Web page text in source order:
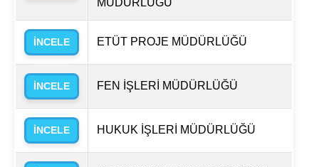
MÜDÜRLÜĞÜ
İNCELE ETÜT PROJE MÜDÜRLÜĞÜ
İNCELE FEN İŞLERİ MÜDÜRLÜĞÜ
İNCELE HUKUK İŞLERİ MÜDÜRLÜĞÜ